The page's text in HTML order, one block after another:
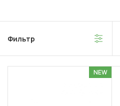
Фильтр
NEW